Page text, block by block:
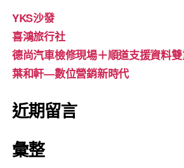
YKS沙發
喜鴻旅行社
德尚汽車檢修現場＋順道支援資料
葉和軒—數位營銷新時代
近期留言
彙整